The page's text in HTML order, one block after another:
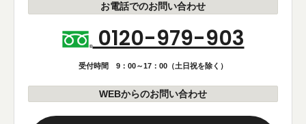
お電話でのお問い合わせ
0120-979-903
受付時間 9：00～17：00（土日祝を除く）
WEBからのお問い合わせ